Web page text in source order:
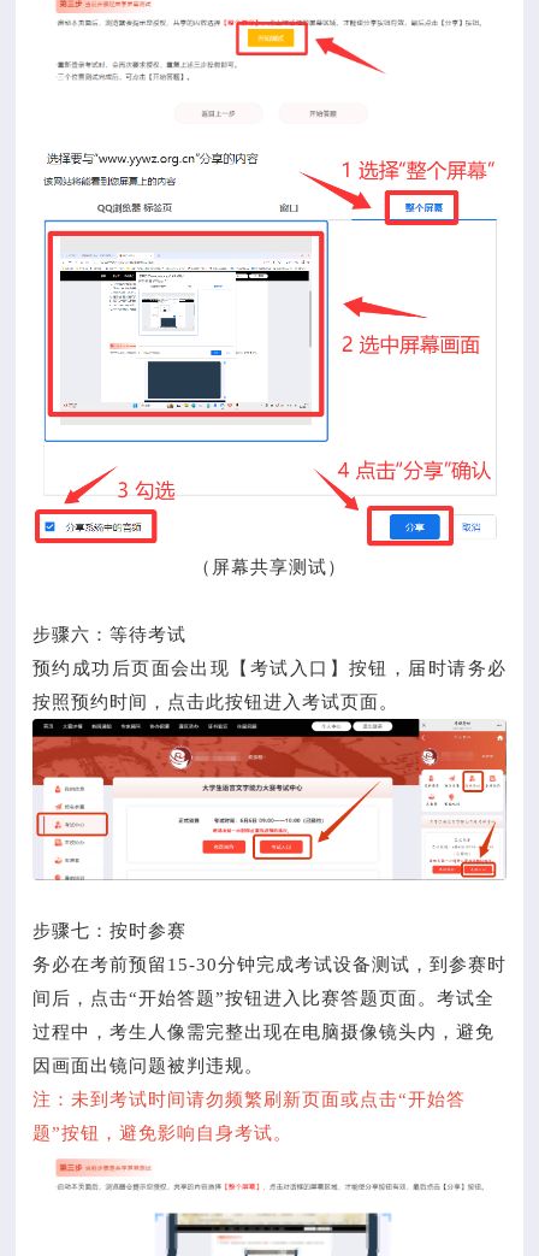
（屏幕共享测试）
步骤六：等待考试
预约成功后页面会出现【考试入口】按钮，届时请务必
按照预约时间，点击此按钮进入考试页面。
步骤七：按时参赛
务必在考前预留15-30分钟完成考试设备测试，到参赛时
间后，点击“开始答题”按钮进入比赛答题页面。考试全
过程中，考生人像需完整出现在电脑摄像镜头内，避免
因画面出镜问题被判违规。
注：未到考试时间请勿频繁刷新页面或点击“开始答
题”按钮，避免影响自身考试。